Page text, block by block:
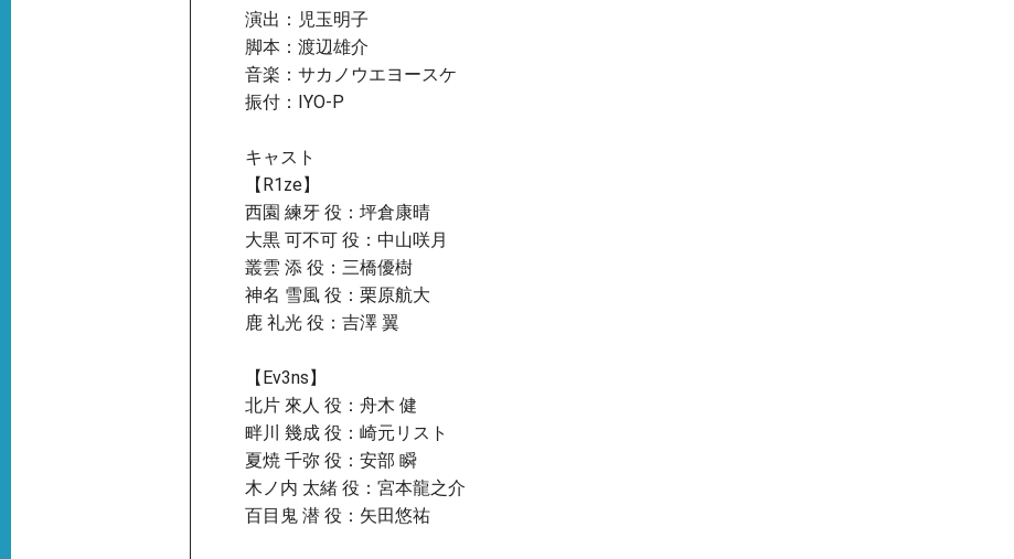
演出：児玉明子
脚本：渡辺雄介
音楽：サカノウエヨースケ
振付：IYO-P
キャスト
【R1ze】
西園 練牙 役：坪倉康晴
大黒 可不可 役：中山咲月
叢雲 添 役：三橋優樹
神名 雪風 役：栗原航大
鹿 礼光 役：吉澤 翼
【Ev3ns】
北片 來人 役：舟木 健
畔川 幾成 役：崎元リスト
夏焼 千弥 役：安部 瞬
木ノ内 太緒 役：宮本龍之介
百目鬼 潜 役：矢田悠祐